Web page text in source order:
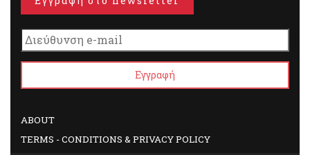
ABOUT
TERMS - CONDITIONS & PRIVACY POLICY